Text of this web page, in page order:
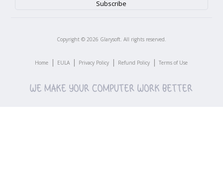
Copyright © 2026 Glarysoft. All rights reserved.
Home | EULA | Privacy Policy | Refund Policy | Terms of Use